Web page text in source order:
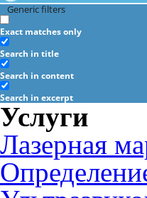
Generic filters
Exact matches only
Search in title
Search in content
Search in excerpt
Услуги
Лазерная